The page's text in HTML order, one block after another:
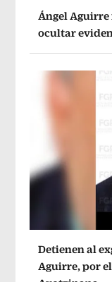
Ángel
ocultar
Detienen al
Aguirre, por